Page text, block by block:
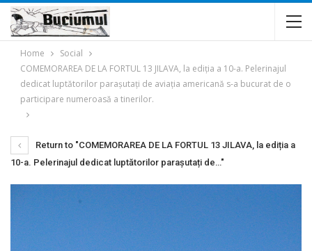
Home
Social
COMEMORAREA DE LA FORTUL 13 JILAVA, la ediția a 10-a. Pelerinajul
dedicat luptătorilor parașutați de aviația americană s-a bucurat de o
participare numeroasă a tinerilor.
Return to "COMEMORAREA DE LA FORTUL 13 JILAVA, la ediția a
10-a. Pelerinajul dedicat luptătorilor parașutați de…"